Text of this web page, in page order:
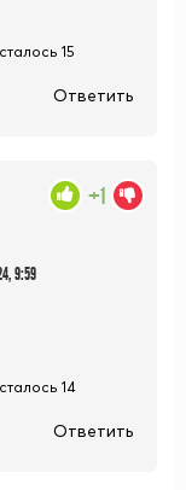
15
Ответить
9:59
+1
14
Ответить